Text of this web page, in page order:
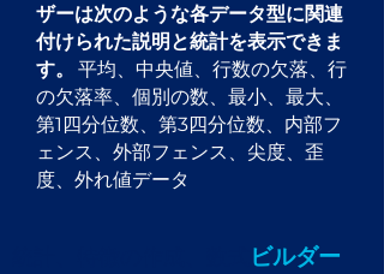
ザーは次のような各データ型に関連
付けられた説明と統計を表示できま
す。
平均、中央値、行数の欠落、行
の欠落率、個別の数、最小、最大、
第1四分位数、第3四分位数、内部フ
ェンス、外部フェンス、尖度、歪
度、外れ値データ
ビルダー